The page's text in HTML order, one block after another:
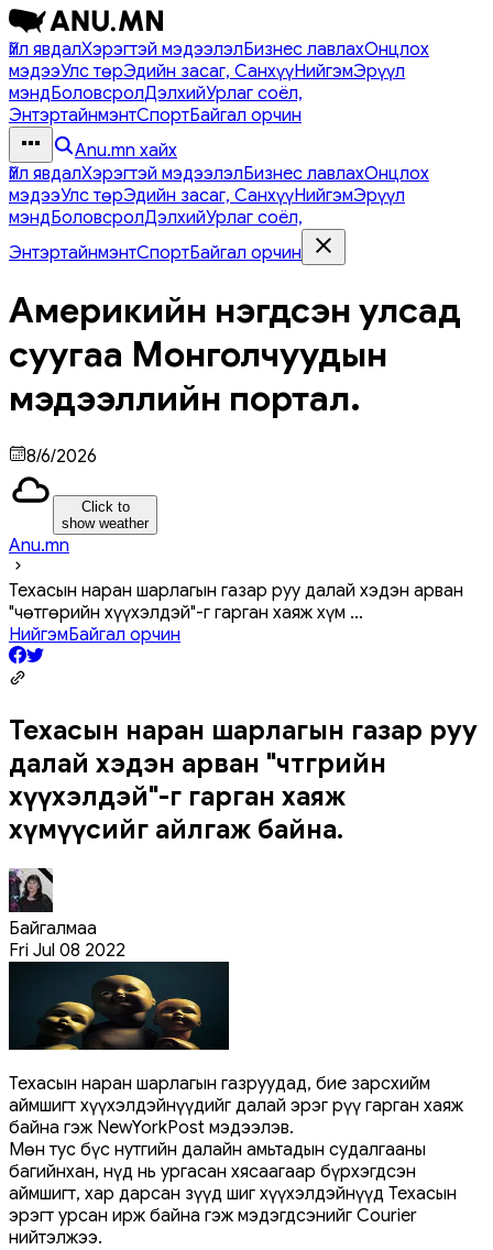
Үйл явдалХэрэгтэй мэдээлэлБизнес лавлахОнцлох
мэдээУлс төрЭдийн засаг, СанхүүНийгэмЭрүүл
мэндБоловсролДэлхийУрлаг соёл,
ЭнтэртайнмэнтСпортБайгал орчин
Anu.mn хайх
Үйл явдалХэрэгтэй мэдээлэлБизнес лавлахОнцлох
мэдээУлс төрЭдийн засаг, СанхүүНийгэмЭрүүл
мэндБоловсролДэлхийУрлаг соёл,
ЭнтэртайнмэнтСпортБайгал орчин
Америкийн нэгдсэн улсад
суугаа Монголчуудын
мэдээллийн портал.
8/6/2026
Click to
show weather
Anu.mn
Техасын наран шарлагын газар руу далай хэдэн арван
"чөтгөрийн хүүхэлдэй"-г гарган хаяж хүм ...
НийгэмБайгал орчин
Техасын наран шарлагын газар руу
далай хэдэн арван "чөтгөрийн
хүүхэлдэй"-г гарган хаяж
хүмүүсийг айлгаж байна.
Байгалмаа
Fri Jul 08 2022
Техасын наран шарлагын газруудад, бие зарсхийм
аймшигт хүүхэлдэйнүүдийг далай эрэг рүү гарган хаяж
байна гэж NewYorkPost мэдээлэв.
Мөн тус бүс нутгийн далайн амьтадын судалгааны
багийнхан, нүд нь ургасан хясаагаар бүрхэгдсэн
аймшигт, хар дарсан зүүд шиг хүүхэлдэйнүүд Техасын
эрэгт урсан ирж байна гэж мэдэгдсэнийг Courier
нийтэлжээ.